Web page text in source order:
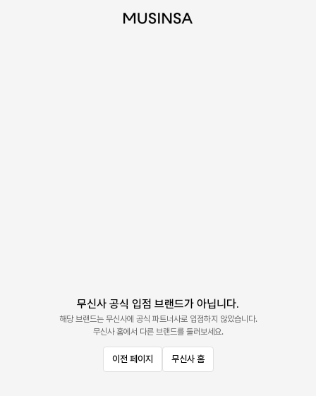
무신사 공식 입점 브랜드가 아닙니다.
해당 브랜드는 무신사에 공식 파트너사로 입점하지 않았습니다.
무신사 홈에서 다른 브랜드를 둘러보세요.
이전 페이지 무신사 홈